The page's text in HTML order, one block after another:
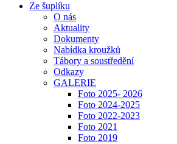
Ze šuplíku
O nás
Aktuality
Dokumenty
Nabídka kroužků
Tábory a soustředění
Odkazy
GALERIE
Foto 2025- 2026
Foto 2024-2025
Foto 2022-2023
Foto 2021
Foto 2019